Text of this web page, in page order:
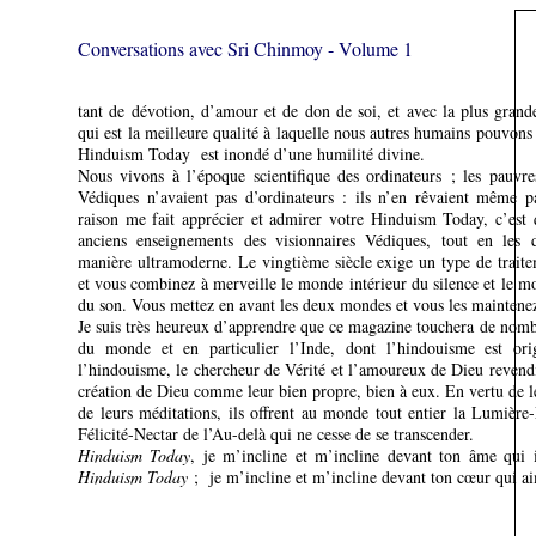
tant de dévotion, d’amour et de don de soi, et avec la plus
qui est la meilleure qualité à laquelle nous autres humains
Hinduism Today est inondé d’une humilité divine.
Nous vivons à l’époque scientifique des ordinateurs ; les
Védiques n’avaient pas d’ordinateurs : ils n’en rêvaient même
raison me fait apprécier et admirer votre Hinduism Today, c’est
anciens enseignements des visionnaires Védiques, tout en les
manière ultramoderne. Le vingtième siècle exige un type de
et vous combinez à merveille le monde intérieur du silence et le
du son. Vous mettez en avant les deux mondes et vous les
Je suis très heureux d’apprendre que ce magazine touchera de
du monde et en particulier l’Inde, dont l’hindouisme est
l’hindouisme, le chercheur de Vérité et l’amoureux de Dieu
création de Dieu comme leur bien propre, bien à eux. En vertu de
de leurs méditations, ils offrent au monde tout entier la Lumière-
Félicité-Nectar de l’Au-delà qui ne cesse de se transcender.
Hinduism Today, je m’incline et m’incline devant ton âme qui
Hinduism Today ; je m’incline et m’incline devant ton cœur qui
Conversations avec Sri Chinmoy - Volume 1